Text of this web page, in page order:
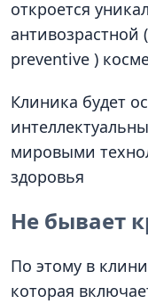
откроется
антивозрастной
preventive )
Клиника будет
мировыми
здоровья
Не бывает
По этому в
которая